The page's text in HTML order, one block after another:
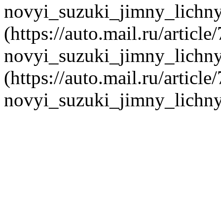
(https://auto.mail.ru/
(https://auto.mail.ru/